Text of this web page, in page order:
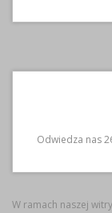
Odwiedza nas
W ramach naszej